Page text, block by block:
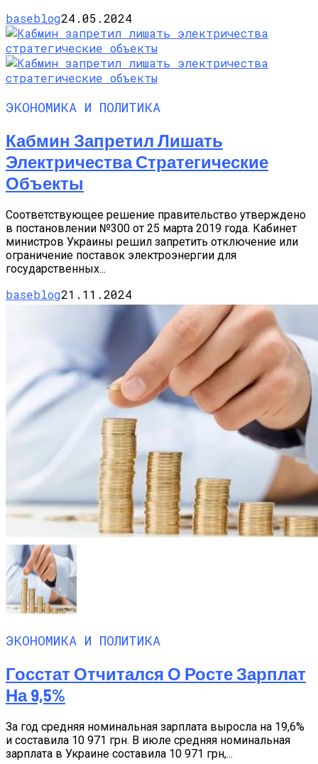
baseblog24.05.2024
ЭКОНОМИКА И ПОЛИТИКА
Кабмин Запретил Лишать
Электричества Стратегические
Объекты
Соответствующее решение правительство утверждено
в постановлении №300 от 25 марта 2019 года. Кабинет
министров Украины решил запретить отключение или
ограничение поставок электроэнергии для
государственных...
baseblog21.11.2024
ЭКОНОМИКА И ПОЛИТИКА
Госстат Отчитался О Росте Зарплат
На 9,5%
За год средняя номинальная зарплата выросла на 19,6%
и составила 10 971 грн. В июле средняя номинальная
зарплата в Украине составила 10 971 грн,...